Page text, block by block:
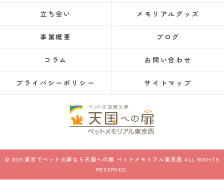
立ち会い メモリアルグッズ
事業概要 ブログ
コラム お問い合わせ
プライバシーポリシー サイトマップ
© 2026 東京でペット火葬なら天国への扉 ペットメモリアル東京西 ALL RIGHTS
RESERVED.